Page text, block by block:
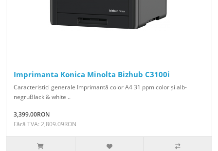
Imprimanta Konica Minolta Bizhub C3100i
Caracteristici generale Imprimantă color A4 31 ppm color și alb-
negruBlack & white ..
3,399.00RON
Fără TVA: 2,809.09RON